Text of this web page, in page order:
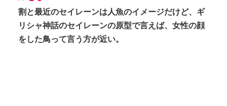
割と最近のセイレーンは人魚のイメージだけど、ギ
リシャ神話のセイレーンの原型で言えば、女性の顔
をした鳥って言う方が近い。